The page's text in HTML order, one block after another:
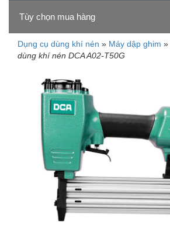
Tùy chọn mua hàng
Đang tải dữ liệu
Dụng cụ dùng khí nén » Máy dập ghim »
dùng khí nén DCA A02-T50G